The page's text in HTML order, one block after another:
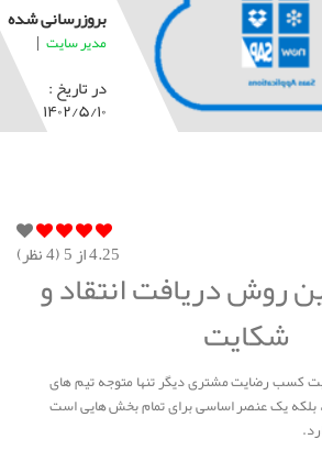
بروزرسانی شده
مدیر سایت |
در تاریخ :
۱۴۰۲/۵/۱۰
4.25از 5 ( 4نظر)
روش‌ دریافت انتقاد و
شکایت
رضایت مشتری دیگر تنها متوجه تیم های
یک عنصر اساسی برای تمام بخش هایی است